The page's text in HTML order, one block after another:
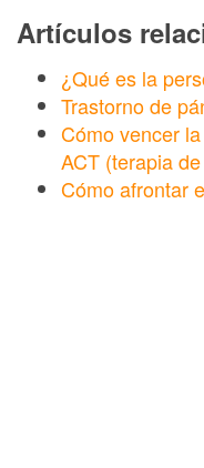
Artículos
¿Qué es la
Trastorno de
Cómo vencer
ACT (terapia
Cómo afrontar